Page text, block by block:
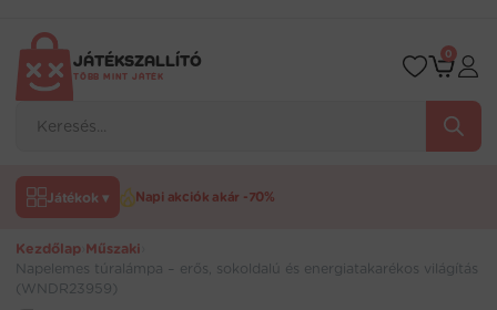
tartalomraJÁTÉKSZALLÍTÓ
TÖBB MINT JÁTÉK
search
0
Játékok ▾ Napi akciók akár -70%
Kezdőlap Műszaki
Napelemes túralámpa – erős, sokoldalú és energiatakarékos világítás
(WNDR23959)